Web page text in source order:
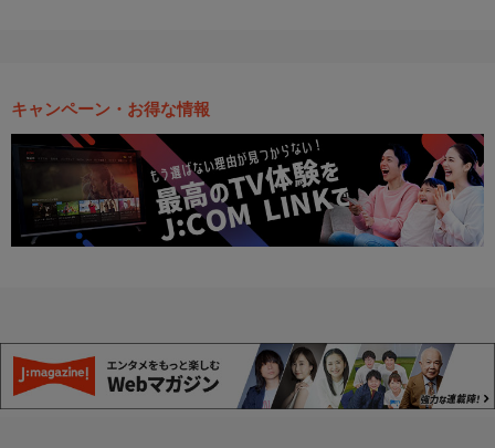
キャンペーン・お得な情報